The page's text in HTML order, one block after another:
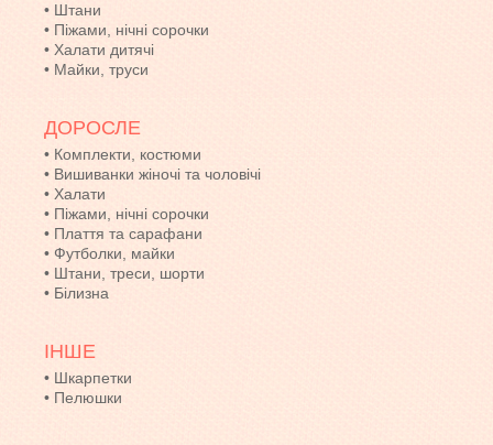
• Штани
• Піжами, нічні сорочки
• Халати дитячі
• Майки, труси
ДОРОСЛЕ
• Комплекти, костюми
• Вишиванки жіночі та чоловічі
• Халати
• Піжами, нічні сорочки
• Плаття та сарафани
• Футболки, майки
• Штани, треси, шорти
• Білизна
ІНШЕ
• Шкарпетки
• Пелюшки